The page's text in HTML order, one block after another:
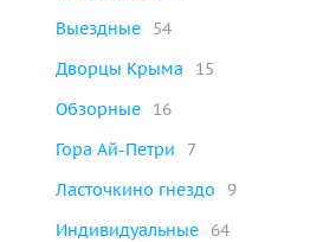
Выездные
54
Дворцы Крыма
15
Обзорные
16
Гора Ай-Петри
7
Ласточкино гнездо
9
Индивидуальные
64